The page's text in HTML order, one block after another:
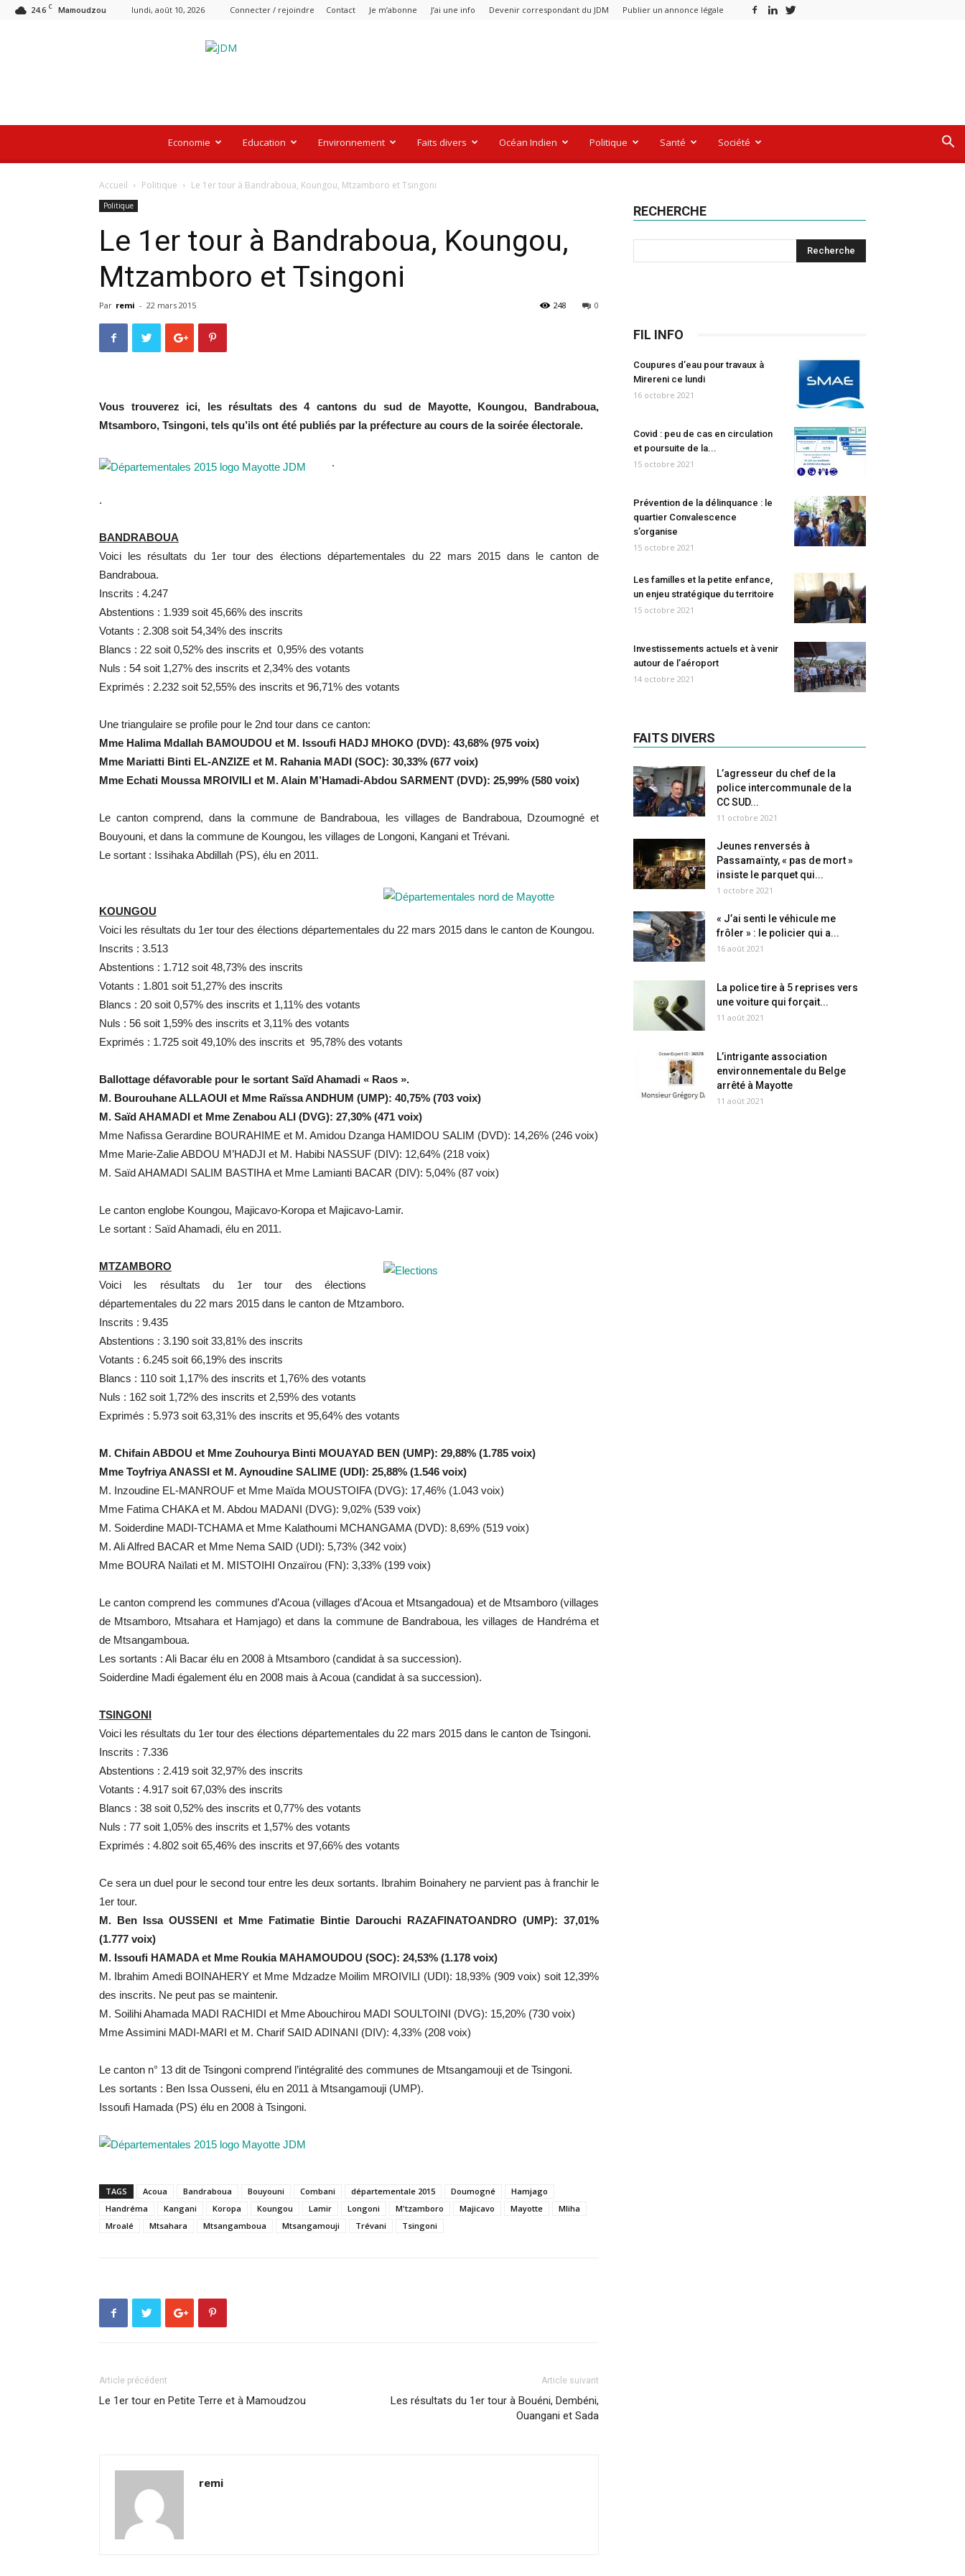
24.6 C Mamoudzou lundi, août 10, 2026 Connecter / rejoindre Contact Je m’abonne J’ai une info Devenir correspondant du JDM Publier un annonce légale
Economie Education Environnement Faits divers Océan Indien Politique Santé Société
Accueil Politique Le 1er tour à Bandraboua, Koungou, Mtzamboro et Tsingoni
Politique
Le 1er tour à Bandraboua, Koungou,
Mtzamboro et Tsingoni
Par remi - 22 mars 2015 0
248
Vous trouverez ici, les résultats des 4 cantons du sud de Mayotte, Koungou, Bandraboua,
Mtsamboro, Tsingoni, tels qu’ils ont été publiés par la préfecture au cours de la soirée électorale.
.
.
BANDRABOUA
Voici les résultats du 1er tour des élections départementales du 22 mars 2015 dans le canton de
Bandraboua.
Inscrits : 4.247
Abstentions : 1.939 soit 45,66% des inscrits
Votants : 2.308 soit 54,34% des inscrits
Blancs : 22 soit 0,52% des inscrits et 0,95% des votants
Nuls : 54 soit 1,27% des inscrits et 2,34% des votants
Exprimés : 2.232 soit 52,55% des inscrits et 96,71% des votants
Une triangulaire se profile pour le 2nd tour dans ce canton:
Mme Halima Mdallah BAMOUDOU et M. Issoufi HADJ MHOKO (DVD): 43,68% (975 voix)
Mme Mariatti Binti EL-ANZIZE et M. Rahania MADI (SOC): 30,33% (677 voix)
Mme Echati Moussa MROIVILI et M. Alain M’Hamadi-Abdou SARMENT (DVD): 25,99% (580 voix)
Le canton comprend, dans la commune de Bandraboua, les villages de Bandraboua, Dzoumogné et
Bouyouni, et dans la commune de Koungou, les villages de Longoni, Kangani et Trévani.
Le sortant : Issihaka Abdillah (PS), élu en 2011.
KOUNGOU
Voici les résultats du 1er tour des élections départementales du 22 mars 2015 dans le canton de Koungou.
Inscrits : 3.513
Abstentions : 1.712 soit 48,73% des inscrits
Votants : 1.801 soit 51,27% des inscrits
Blancs : 20 soit 0,57% des inscrits et 1,11% des votants
Nuls : 56 soit 1,59% des inscrits et 3,11% des votants
Exprimés : 1.725 soit 49,10% des inscrits et 95,78% des votants
Ballottage défavorable pour le sortant Saïd Ahamadi « Raos ».
M. Bourouhane ALLAOUI et Mme Raïssa ANDHUM (UMP): 40,75% (703 voix)
M. Saïd AHAMADI et Mme Zenabou ALI (DVG): 27,30% (471 voix)
Mme Nafissa Gerardine BOURAHIME et M. Amidou Dzanga HAMIDOU SALIM (DVD): 14,26% (246 voix)
Mme Marie-Zalie ABDOU M’HADJI et M. Habibi NASSUF (DIV): 12,64% (218 voix)
M. Saïd AHAMADI SALIM BASTIHA et Mme Lamianti BACAR (DIV): 5,04% (87 voix)
Le canton englobe Koungou, Majicavo-Koropa et Majicavo-Lamir.
Le sortant : Saïd Ahamadi, élu en 2011.
MTZAMBORO
Voici les résultats du 1er tour des élections
départementales du 22 mars 2015 dans le canton de Mtzamboro.
Inscrits : 9.435
Abstentions : 3.190 soit 33,81% des inscrits
Votants : 6.245 soit 66,19% des inscrits
Blancs : 110 soit 1,17% des inscrits et 1,76% des votants
Nuls : 162 soit 1,72% des inscrits et 2,59% des votants
Exprimés : 5.973 soit 63,31% des inscrits et 95,64% des votants
M. Chifain ABDOU et Mme Zouhourya Binti MOUAYAD BEN (UMP): 29,88% (1.785 voix)
Mme Toyfriya ANASSI et M. Aynoudine SALIME (UDI): 25,88% (1.546 voix)
M. Inzoudine EL-MANROUF et Mme Maïda MOUSTOIFA (DVG): 17,46% (1.043 voix)
Mme Fatima CHAKA et M. Abdou MADANI (DVG): 9,02% (539 voix)
M. Soiderdine MADI-TCHAMA et Mme Kalathoumi MCHANGAMA (DVD): 8,69% (519 voix)
M. Ali Alfred BACAR et Mme Nema SAID (UDI): 5,73% (342 voix)
Mme BOURA Naïlati et M. MISTOIHI Onzaïrou (FN): 3,33% (199 voix)
Le canton comprend les communes d’Acoua (villages d’Acoua et Mtsangadoua) et de Mtsamboro (villages
de Mtsamboro, Mtsahara et Hamjago) et dans la commune de Bandraboua, les villages de Handréma et
de Mtsangamboua.
Les sortants : Ali Bacar élu en 2008 à Mtsamboro (candidat à sa succession).
Soiderdine Madi également élu en 2008 mais à Acoua (candidat à sa succession).
TSINGONI
Voici les résultats du 1er tour des élections départementales du 22 mars 2015 dans le canton de Tsingoni.
Inscrits : 7.336
Abstentions : 2.419 soit 32,97% des inscrits
Votants : 4.917 soit 67,03% des inscrits
Blancs : 38 soit 0,52% des inscrits et 0,77% des votants
Nuls : 77 soit 1,05% des inscrits et 1,57% des votants
Exprimés : 4.802 soit 65,46% des inscrits et 97,66% des votants
Ce sera un duel pour le second tour entre les deux sortants. Ibrahim Boinahery ne parvient pas à franchir le
1er tour.
M. Ben Issa OUSSENI et Mme Fatimatie Bintie Darouchi RAZAFINATOANDRO (UMP): 37,01%
(1.777 voix)
M. Issoufi HAMADA et Mme Roukia MAHAMOUDOU (SOC): 24,53% (1.178 voix)
M. Ibrahim Amedi BOINAHERY et Mme Mdzadze Moilim MROIVILI (UDI): 18,93% (909 voix) soit 12,39%
des inscrits. Ne peut pas se maintenir.
M. Soilihi Ahamada MADI RACHIDI et Mme Abouchirou MADI SOULTOINI (DVG): 15,20% (730 voix)
Mme Assimini MADI-MARI et M. Charif SAID ADINANI (DIV): 4,33% (208 voix)
Le canton n° 13 dit de Tsingoni comprend l’intégralité des communes de Mtsangamouji et de Tsingoni.
Les sortants : Ben Issa Ousseni, élu en 2011 à Mtsangamouji (UMP).
Issoufi Hamada (PS) élu en 2008 à Tsingoni.
TAGS Acoua Bandraboua Bouyouni Combani départementale 2015 Doumogné
Hamjago
Handréma
Kangani Koropa Koungou Lamir Longoni M'tzamboro Majicavo Mayotte
Mliha
Mroalé
Mtsahara Mtsangamboua Mtsangamouji Trévani Tsingoni
Article précédent
Le 1er tour en Petite Terre et à Mamoudzou
Article suivant
Les résultats du 1er tour à Bouéni, Dembéni,
Ouangani et Sada
remi
RECHERCHE
FIL INFO
Coupures d’eau pour travaux à
Mirereni ce lundi
16 octobre 2021
Covid : peu de cas en circulation
et poursuite de la...
15 octobre 2021
Prévention de la délinquance : le
quartier Convalescence
s’organise
15 octobre 2021
Les familles et la petite enfance,
un enjeu stratégique du territoire
15 octobre 2021
Investissements actuels et à venir
autour de l’aéroport
14 octobre 2021
FAITS DIVERS
L’agresseur du chef de la
police intercommunale de la
CC SUD...
11 octobre 2021
Jeunes renversés à
Passamaïnty, « pas de mort »
insiste le parquet qui...
1 octobre 2021
« J’ai senti le véhicule me
frôler » : le policier qui a...
16 août 2021
La police tire à 5 reprises vers
une voiture qui forçait...
11 août 2021
L’intrigante association
environnementale du Belge
arrêté à Mayotte
11 août 2021